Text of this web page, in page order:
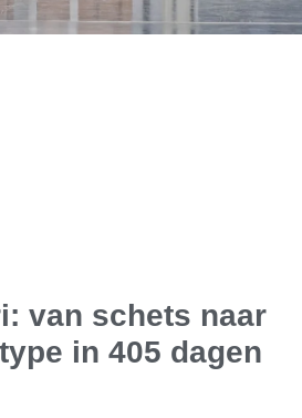
van schets naar
in 405 dagen